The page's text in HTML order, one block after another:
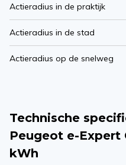
Actieradius in de praktijk
Actieradius in de stad
Actieradius op de snelweg
Technische
Peugeot e-Expert
kWh